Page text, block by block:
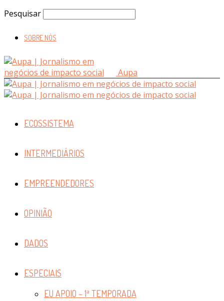
Pesquisar
SOBRE NÓS
Aupa
ECOSSISTEMA
INTERMEDIÁRIOS
EMPREENDEDORES
OPINIÃO
DADOS
ESPECIAIS
EU APOIO – 1ª TEMPORADA